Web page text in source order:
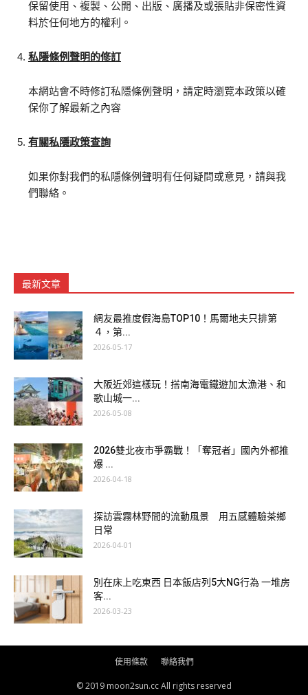
保留使用、複製、公開、出版、廣播及或張貼非保密性資
料於任何地方的權利。
私隱條例聲明的修訂
本網站會不時修訂私隱條例聲明，請定時瀏覽本政策以確
保你了解最新之內容
有關私隱政策查詢
如果你對我們的私隱條例聲明有任何疑問或意見，請與我
們聯絡。
最新文章
網友最推度假海島TOP10！馬爾地夫只排第
４，第...
2026-05-17
大阪近郊這樣玩！搭南海電鐵遊加太漁港、和
歌山城一...
2026-05-08
2026雙北夜市爭霸戰！「奪冠者」國內外都推
爆 ...
2026-04-18
探訪雲霧林野間的流動風景 用五感體驗茶鄉
日常
2026-04-01
別在床上吃東西 日本飯店列5大NG行為 一堆房
客...
2026-03-23
使用條款 聯絡我們
© 2019 moon2sun.cc All rights reserved